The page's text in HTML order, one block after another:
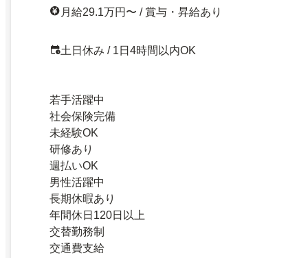
月給29.1万円〜 / 賞与・昇給あり
土日休み / 1日4時間以内OK
若手活躍中
社会保険完備
未経験OK
研修あり
週払いOK
男性活躍中
長期休暇あり
年間休日120日以上
交替勤務制
交通費支給